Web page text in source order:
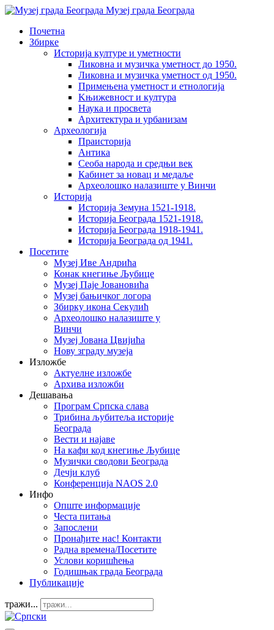
Музеј града Београда
Почетна
Збирке
Историја културе и уметности
Ликовна и музичка уметност до 1950.
Ликовна и музичка уметност од 1950.
Примењена уметност и етнологија
Kњижевност и културa
Наука и просвета
Архитектура и урбанизам
Aрхеологија
Праисторија
Антика
Сеоба народа и средњи век
Кабинет за новац и медаље
Археолошкo налазиште у Винчи
Историја
Историја Земуна 1521-1918.
Историја Београда 1521-1918.
Историја Београда 1918-1941.
Историја Београда од 1941.
Посетите
Музеј Иве Андрића
Конак кнегиње Љубице
Музеј Паје Јовановића
Музеј бањичког логора
Збирку икона Секулић
Археолошко налазиште у
Винчи
Музеј Јована Цвијића
Нову зграду музеја
Изложбе
Актуелне изложбе
Архива изложби
Дешавања
Програм Српска слава
Трибина љубитеља историје
Београда
Beсти и најаве
На кафи код кнегиње Љубице
Музички сводови Београда
Дечји клуб
Конференција NAOS 2.0
Инфо
Опште информације
Честа питања
Запослени
Пронађите нас! Контакти
Радна времена/Посетите
Услови коришћења
Годишњак града Београда
Публикације
тражи...